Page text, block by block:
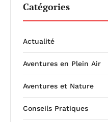
Catégories
Actualité
Aventures en Plein Air
Aventures et Nature
Conseils Pratiques